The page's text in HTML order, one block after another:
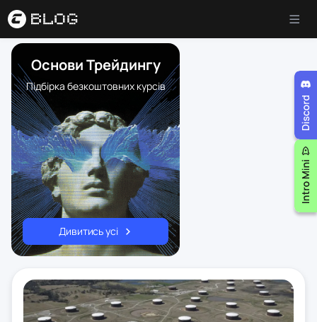
Основи Трейдингу
Підбірка безкоштовних курсів
Дивитись усі